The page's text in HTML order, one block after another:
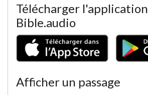
Télécharger l'application
Bible.audio
Afficher un passage